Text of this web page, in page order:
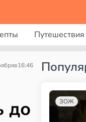
Путешествия
в16:46
до ЗОЖ